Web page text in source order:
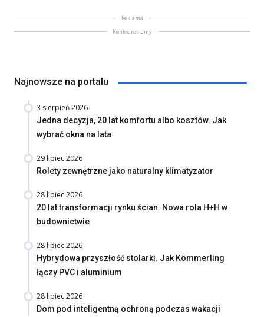
Reklama
Koniec reklamy
Najnowsze na portalu
3 sierpień 2026
Jedna decyzja, 20 lat komfortu albo kosztów. Jak
wybrać okna na lata
29 lipiec 2026
Rolety zewnętrzne jako naturalny klimatyzator
28 lipiec 2026
20 lat transformacji rynku ścian. Nowa rola H+H w
budownictwie
28 lipiec 2026
Hybrydowa przyszłość stolarki. Jak Kömmerling
łączy PVC i aluminium
28 lipiec 2026
Dom pod inteligentną ochroną podczas wakacji